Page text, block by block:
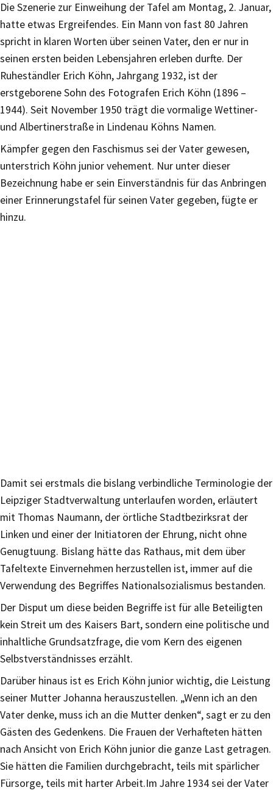
Die Szenerie zur Einweihung der Tafel am Montag, 2. Januar,
hatte etwas Ergreifendes. Ein Mann von fast 80 Jahren
spricht in klaren Worten über seinen Vater, den er nur in
seinen ersten beiden Lebensjahren erleben durfte. Der
Ruheständler Erich Köhn, Jahrgang 1932, ist der
erstgeborene Sohn des Fotografen Erich Köhn (1896 –
1944). Seit November 1950 trägt die vormalige Wettiner-
und Albertinerstraße in Lindenau Köhns Namen.
Kämpfer gegen den Faschismus sei der Vater gewesen,
unterstrich Köhn junior vehement. Nur unter dieser
Bezeichnung habe er sein Einverständnis für das Anbringen
einer Erinnerungstafel für seinen Vater gegeben, fügte er
hinzu.
Damit sei erstmals die bislang verbindliche Terminologie der
Leipziger Stadtverwaltung unterlaufen worden, erläutert
mit Thomas Naumann, der örtliche Stadtbezirksrat der
Linken und einer der Initiatoren der Ehrung, nicht ohne
Genugtuung. Bislang hätte das Rathaus, mit dem über
Tafeltexte Einvernehmen herzustellen ist, immer auf die
Verwendung des Begriffes Nationalsozialismus bestanden.
Der Disput um diese beiden Begriffe ist für alle Beteiligten
kein Streit um des Kaisers Bart, sondern eine politische und
inhaltliche Grundsatzfrage, die vom Kern des eigenen
Selbstverständnisses erzählt.
Darüber hinaus ist es Erich Köhn junior wichtig, die Leistung
seiner Mutter Johanna herauszustellen. „Wenn ich an den
Vater denke, muss ich an die Mutter denken“, sagt er zu den
Gästen des Gedenkens. Die Frauen der Verhafteten hätten
nach Ansicht von Erich Köhn junior die ganze Last getragen.
Sie hätten die Familien durchgebracht, teils mit spärlicher
Fürsorge, teils mit harter Arbeit.Im Jahre 1934 sei der Vater